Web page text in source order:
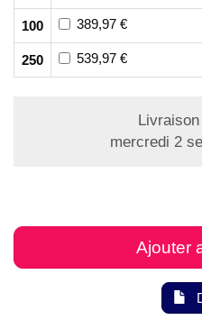
100 389,97 €
250 539,97 €
mercredi 2
Ajouter